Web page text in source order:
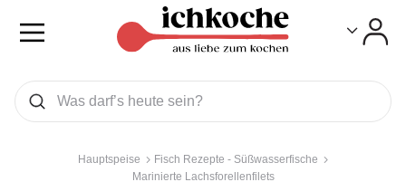
Was wollen Sie suchen
Suchen
Hauptspeise
Fisch Rezepte - Süßwasserfische
Marinierte Lachsforellenfilets